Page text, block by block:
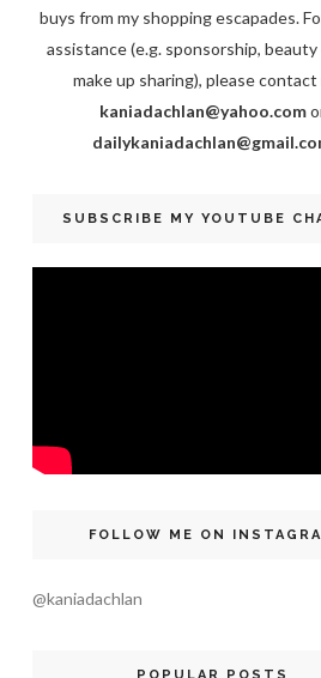
buys from my shopping escapades.
assistance (e.g. sponsorship,
make up sharing), please contact
kaniadachlan@yahoo.com
SUBSCRIBE MY YOUTUBE
FOLLOW ME ON
@kaniadachlan